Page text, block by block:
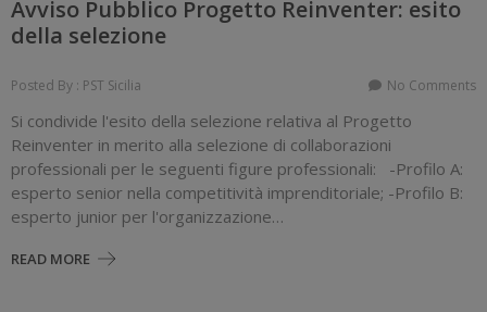
Avviso Pubblico Progetto Reinventer: esito
della selezione
Posted By : PST Sicilia No Comments
Si condivide l'esito della selezione relativa al Progetto
Reinventer in merito alla selezione di collaborazioni
professionali per le seguenti figure professionali: -Profilo A:
esperto senior nella competitività imprenditoriale; -Profilo B:
esperto junior per l'organizzazione…
READ MORE